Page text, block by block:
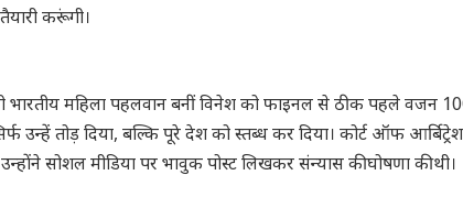
करूंगी।
महिला पहलवान बनीं विनेश को फाइनल से ठीक पहले वजन
उन्हें तोड़ दिया, बल्कि पूरे देश को स्तब्ध कर दिया। कोर्ट ऑफ
सोशल मीडिया पर भावुक पोस्ट लिखकर संन्यास की घोषणा की थी।